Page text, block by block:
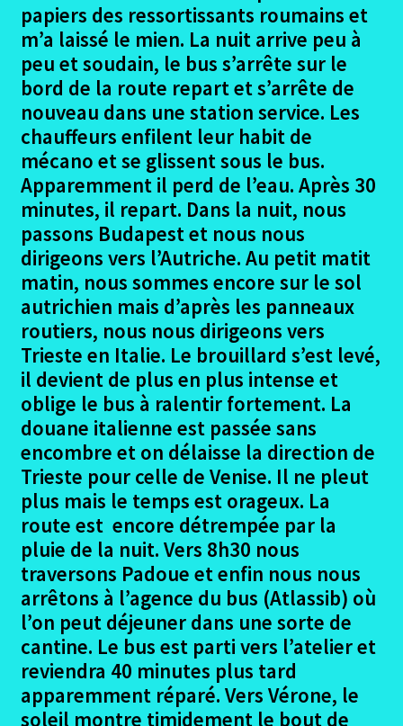
papiers des ressortissants roumains et
m’a laissé le mien. La nuit arrive peu à
peu et soudain, le bus s’arrête sur le
bord de la route repart et s’arrête de
nouveau dans une station service. Les
chauffeurs enfilent leur habit de
mécano et se glissent sous le bus.
Apparemment il perd de l’eau. Après 30
minutes, il repart. Dans la nuit, nous
passons Budapest et nous nous
dirigeons vers l’Autriche. Au petit matit
matin, nous sommes encore sur le sol
autrichien mais d’après les panneaux
routiers, nous nous dirigeons vers
Trieste en Italie. Le brouillard s’est levé,
il devient de plus en plus intense et
oblige le bus à ralentir fortement. La
douane italienne est passée sans
encombre et on délaisse la direction de
Trieste pour celle de Venise. Il ne pleut
plus mais le temps est orageux. La
route est encore détrempée par la
pluie de la nuit. Vers 8h30 nous
traversons Padoue et enfin nous nous
arrêtons à l’agence du bus (Atlassib) où
l’on peut déjeuner dans une sorte de
cantine. Le bus est parti vers l’atelier et
reviendra 40 minutes plus tard
apparemment réparé. Vers Vérone, le
soleil montre timidement le bout de